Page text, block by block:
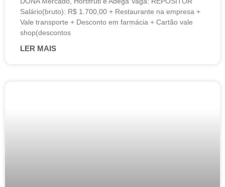
Salário(bruto): R$ 1.700,00 + Restaurante na empresa +
Vale transporte + Desconto em farmácia + Cartão vale
shop(descontos
LER MAIS